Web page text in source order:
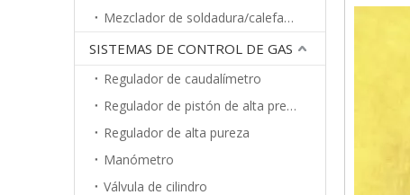
Mezclador de soldadura/calefacción
SISTEMAS DE CONTROL DE GAS
Regulador de caudalímetro
Regulador de pistón de alta presión
Regulador de alta pureza
Manómetro
Válvula de cilindro